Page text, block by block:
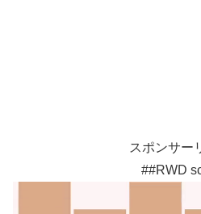
スポンサー
##RWD